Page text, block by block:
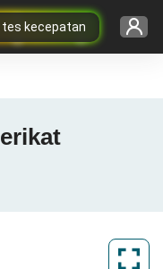
tes kecepatan